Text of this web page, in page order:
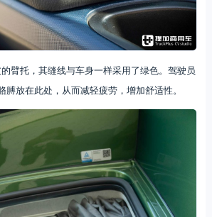
臂托，其缝线与车身一样采用了绿色。驾驶员
膊放在此处，从而减轻疲劳，增加舒适性。